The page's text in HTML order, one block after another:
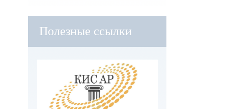
Полезные ссылки